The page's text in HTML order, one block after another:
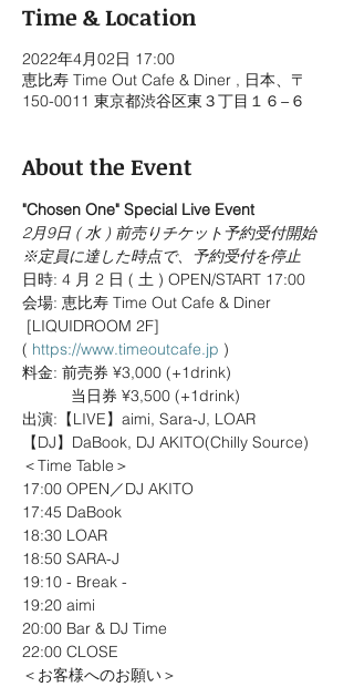
Time & Location
2022年4月02日 17:00
恵比寿 Time Out Cafe & Diner , 日本、〒
150-0011 東京都渋谷区東３丁目１６−６
About the Event
"Chosen One" Special Live Event
2月9日 ( 水 ) 前売りチケット予約受付開始
※定員に達した時点で、予約受付を停止
日時: 4 月 2 日 ( 土 ) OPEN/START 17:00
会場: 恵比寿 Time Out Cafe & Diner
[LIQUIDROOM 2F]
( https://www.timeoutcafe.jp )
料金: 前売券 ¥3,000 (+1drink)
当日券 ¥3,500 (+1drink)
出演:【LIVE】aimi, Sara-J, LOAR
【DJ】DaBook, DJ AKITO(Chilly Source)
＜Time Table＞
17:00	OPEN／DJ AKITO
17:45	DaBook
18:30	LOAR
18:50	SARA-J
19:10	- Break -
19:20	aimi
20:00	Bar & DJ Time
22:00	CLOSE
＜お客様へのお願い＞